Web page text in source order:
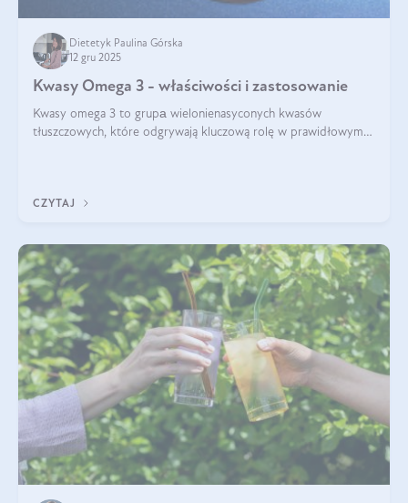
Dietetyk Paulina Górska
12 gru 2025
Kwasy Omega 3 - właściwości i zastosowanie
Kwasy omega 3 to grupа wielonienasyconych kwasów
tłuszczowych, które odgrywają kluczową rolę w prawidłowym
CZYTAJ